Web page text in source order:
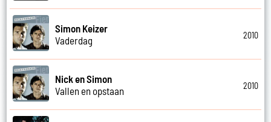
Simon Keizer
Vaderdag
2010
Nick en Simon
Vallen en opstaan
2010